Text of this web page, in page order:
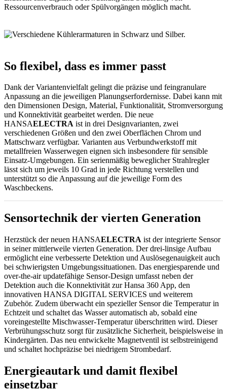
Ressourcenverbrauch oder Spülvorgängen möglich macht.
So flexibel, dass es immer passt
Dank der Variantenvielfalt gelingt die präzise und feingranulare
Anpassung an die jeweiligen Planungserfordernisse. Dabei kann mit
den Dimensionen Design, Material, Funktionalität, Stromversorgung
und Konnektivität gearbeitet werden. Die neue
HANSAELECTRA ist in drei Designvarianten, zwei
verschiedenen Größen und den zwei Oberflächen Chrom und
Mattschwarz verfügbar. Varianten aus Verbundwerkstoff mit
metallfreien Wasserwegen eignen sich insbesondere für sensible
Einsatz-Umgebungen. Ein serienmäßig beweglicher Strahlregler
lässt sich um jeweils 10 Grad in jede Richtung verstellen und
unterstützt so die Anpassung auf die jeweilige Form des
Waschbeckens.
Sensortechnik der vierten Generation
Herzstück der neuen HANSAELECTRA ist der integrierte Sensor
in seiner mittlerweile vierten Generation. Der drei-linsige Aufbau
ermöglicht eine verbesserte Detektion und Auslösegenauigkeit auch
bei schwierigsten Umgebungssituationen. Das energiesparende und
over-the-air updatefähige Sensor-Design umfasst neben der
Detektion auch die Konnektivität zur Hansa 360 App, den
innovativen HANSA DIGITAL SERVICES und weiterem
Zubehör. Zudem überwacht ein spezieller Sensor die Temperatur in
Echtzeit und schaltet das Wasser automatisch ab, sobald eine
voreingestellte Mischwasser-Temperatur überschritten wird. Dieser
Verbrühungsschutz sorgt für zusätzliche Sicherheit, beispielsweise in
Kindergärten. Das neu entwickelte Magnetventil ist selbstreinigend
und schaltet hochpräzise bei niedrigem Strombedarf.
Energieautark und damit flexibel
einsetzbar